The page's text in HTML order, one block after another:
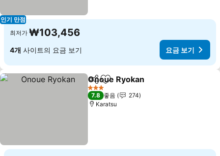
인기 만점
최저가 ₩103,456
4개 사이트의 요금 보기 요금 보기
공유 즐겨찾기에 추가
Onoue Ryokan
3 성급
7.8 좋음
274
Karatsu